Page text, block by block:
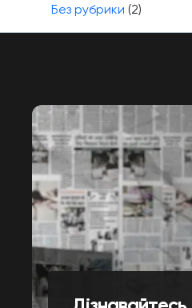
Без рубрики (2)